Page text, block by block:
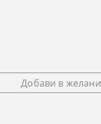
Добави в желани